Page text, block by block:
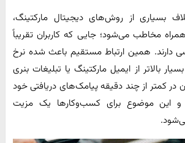
بسیاری از روش‌های دیجیتال مارکتینگ،
مخاطب می‌شود؛ جایی که کاربران تقریباً
دارند. همین ارتباط مستقیم باعث شده نرخ
بالاتر از ایمیل مارکتینگ یا تبلیغات بنری
در کمتر از چند دقیقه پیامک‌های دریافتی خود
و این موضوع برای کسب‌وکارها یک مزیت